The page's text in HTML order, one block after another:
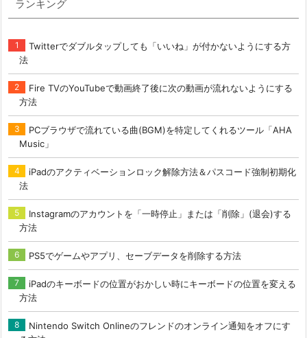
ランキング
Twitterでダブルタップしても「いいね」が付かないようにする方
法
Fire TVのYouTubeで動画終了後に次の動画が流れないようにする
方法
PCブラウザで流れている曲(BGM)を特定してくれるツール「AHA
Music」
iPadのアクティベーションロック解除方法＆パスコード強制初期化
法
Instagramのアカウントを「一時停止」または「削除」(退会)する
方法
PS5でゲームやアプリ、セーブデータを削除する方法
iPadのキーボードの位置がおかしい時にキーボードの位置を変える
方法
Nintendo Switch Onlineのフレンドのオンライン通知をオフにす